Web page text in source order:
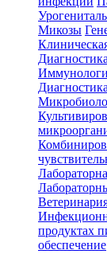
Микозы
продуктах
обеспечение